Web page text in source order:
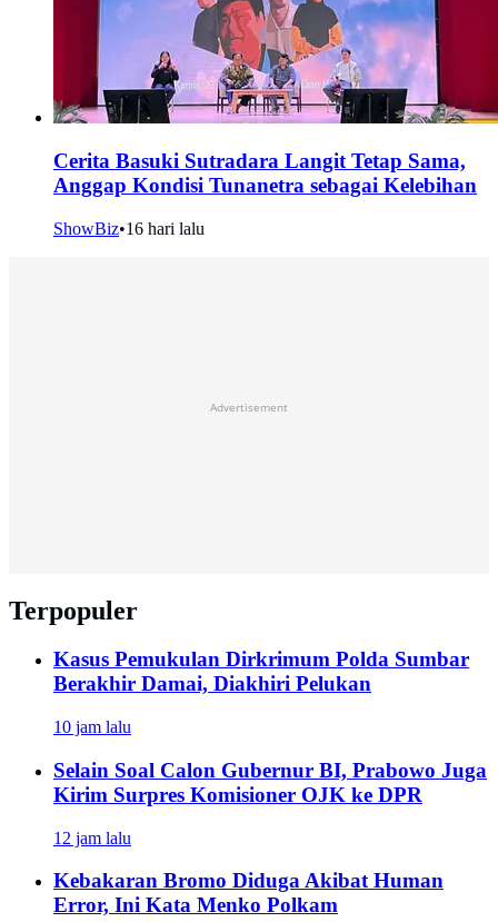
Cerita Basuki Sutradara Langit Tetap Sama,
Anggap Kondisi Tunanetra sebagai Kelebihan
ShowBiz•16 hari lalu
Advertisement
Terpopuler
Kasus Pemukulan Dirkrimum Polda Sumbar
Berakhir Damai, Diakhiri Pelukan
10 jam lalu
Selain Soal Calon Gubernur BI, Prabowo Juga
Kirim Surpres Komisioner OJK ke DPR
12 jam lalu
Kebakaran Bromo Diduga Akibat Human
Error, Ini Kata Menko Polkam